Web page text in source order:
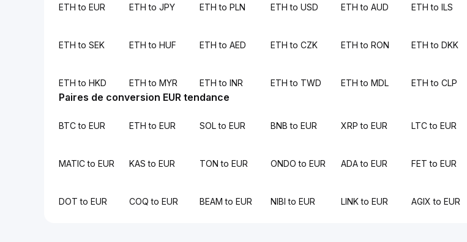
ETH to EUR ETH to JPY ETH to PLN ETH to USD ETH to AUD ETH to ILS
ETH to SEK ETH to HUF ETH to AED ETH to CZK ETH to RON ETH to DKK
ETH to HKD ETH to MYR ETH to INR ETH to TWD ETH to MDL ETH to CLP
Paires de conversion EUR tendance
BTC to EUR ETH to EUR SOL to EUR BNB to EUR XRP to EUR LTC to EUR
MATIC to EUR KAS to EUR TON to EUR ONDO to EUR ADA to EUR FET to EUR
DOT to EUR COQ to EUR BEAM to EUR NIBI to EUR LINK to EUR AGIX to EUR